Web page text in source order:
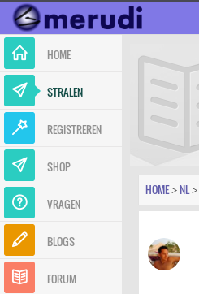
HOME
STRALEN
REGISTREREN
SHOP
VRAGEN
BLOGS
FORUM
HOME > NL >